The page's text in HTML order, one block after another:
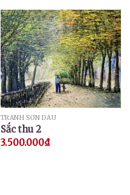
TRANH SƠN DẦU
Sắc thu 2
3.500.000₫